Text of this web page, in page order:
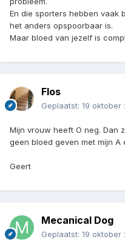
En die sporters hebben vaak
het anders opspoorbaar is.
Maar bloed van jezelf is
Flos
Geplaatst: 19 oktober
Mijn vrouw heeft O neg. Dan
geen bloed geven met mijn A
Geert
Mecanical Dog
Geplaatst: 19 oktober